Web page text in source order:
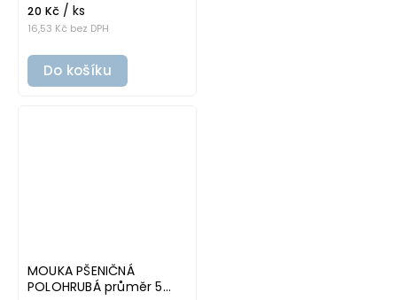
potravinové dózy
16,53 Kč bez DPH
20 Kč / ks
Do košíku
MOUKA PŠENIČNÁ
POLOHRUBÁ průměr 5